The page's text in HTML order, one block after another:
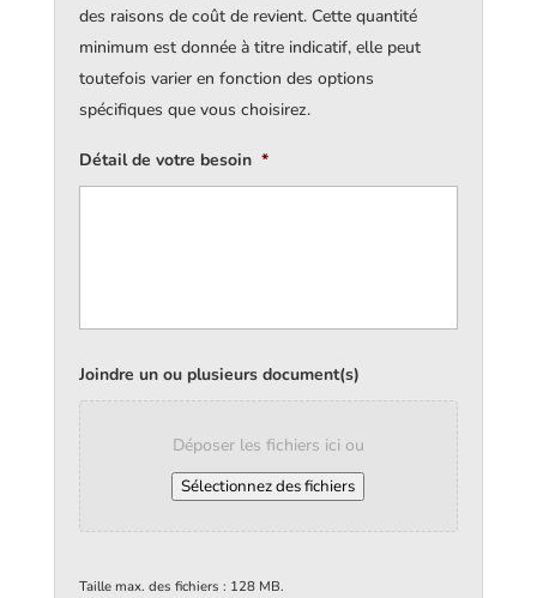
des raisons de coût de revient. Cette quantité
minimum est donnée à titre indicatif, elle peut
toutefois varier en fonction des options
spécifiques que vous choisirez.
Détail de votre besoin *
Joindre un ou plusieurs document(s)
Déposer les fichiers ici ou
Sélectionnez des fichiers
Taille max. des fichiers : 128 MB.